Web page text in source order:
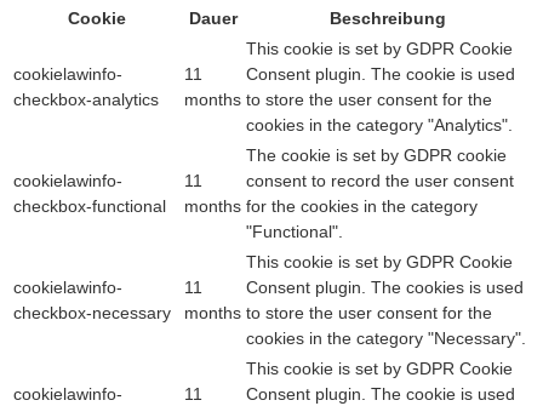
Cookie
Dauer Beschreibung
cookielawinfo-
checkbox-analytics
11
months
This cookie is set by GDPR Cookie
Consent plugin. The cookie is used
to store the user consent for the
cookies in the category "Analytics".
cookielawinfo-
checkbox-functional
11
months
The cookie is set by GDPR cookie
consent to record the user consent
for the cookies in the category
"Functional".
cookielawinfo-
checkbox-necessary
11
months
This cookie is set by GDPR Cookie
Consent plugin. The cookies is used
to store the user consent for the
cookies in the category "Necessary".
cookielawinfo-
11
This cookie is set by GDPR Cookie
Consent plugin. The cookie is used